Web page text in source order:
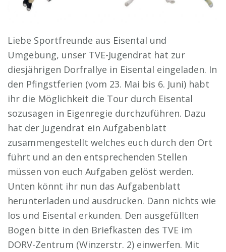
Liebe Sportfreunde aus Eisental und
Umgebung, unser TVE-Jugendrat hat zur
diesjährigen Dorfrallye in Eisental eingeladen. In
den Pfingstferien (vom 23. Mai bis 6. Juni) habt
ihr die Möglichkeit die Tour durch Eisental
sozusagen in Eigenregie durchzuführen. Dazu
hat der Jugendrat ein Aufgabenblatt
zusammengestellt welches euch durch den Ort
führt und an den entsprechenden Stellen
müssen von euch Aufgaben gelöst werden.
Unten könnt ihr nun das Aufgabenblatt
herunterladen und ausdrucken. Dann nichts wie
los und Eisental erkunden. Den ausgefüllten
Bogen bitte in den Briefkasten des TVE im
DORV-Zentrum (Winzerstr. 2) einwerfen. Mit